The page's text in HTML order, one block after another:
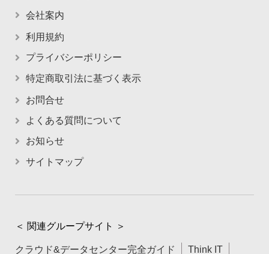
会社案内
利用規約
プライバシーポリシー
特定商取引法に基づく表示
お問合せ
よくある質問について
お知らせ
サイトマップ
＜ 関連グループサイト ＞
クラウド&データセンター完全ガイド Think IT